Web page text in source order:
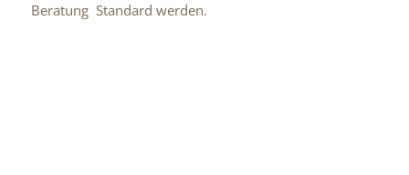
Beratung Standard werden.